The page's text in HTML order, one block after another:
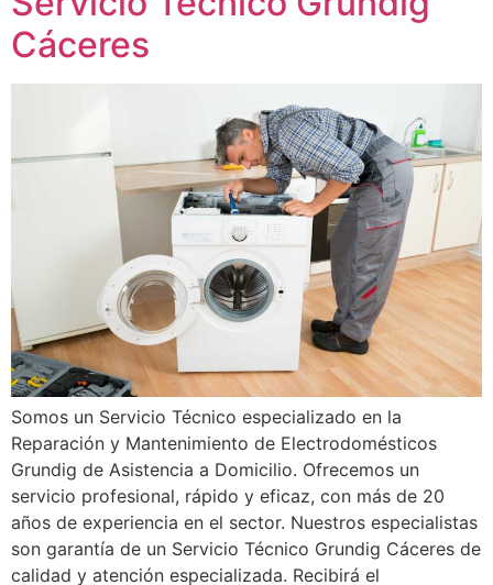
Cáceres
Somos un Servicio Técnico especializado en la
Reparación y Mantenimiento de Electrodomésticos
Grundig de Asistencia a Domicilio. Ofrecemos un
servicio profesional, rápido y eficaz, con más de 20
años de experiencia en el sector. Nuestros especialistas
son garantía de un Servicio Técnico Grundig Cáceres de
calidad y atención especializada. Recibirá el